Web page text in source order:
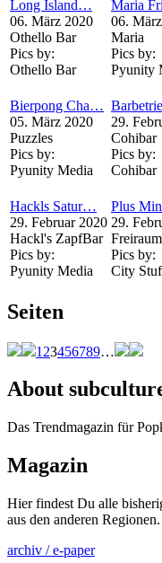
Long Island…
06. März 2020
Othello Bar
Pics by:
Othello Bar
Maria
06.
Maria
Pics by:
Pyunity
Bierpong Cha…
05. März 2020
Puzzles
Pics by:
Pyunity Media
29.
Cohibar
Pics by:
Cohibar
Hackls Satur…
29. Februar 2020
Hackl's ZapfBar
Pics by:
Pyunity Media
Plus
29.
Freiraum
Pics by:
City
Seiten
1 23456789…
About
Das Trendmagazin für
Magazin
Hier findest Du alle
aus den anderen Regionen.
archiv / e-paper